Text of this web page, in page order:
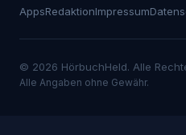
AppsRedaktionImpressum
© 2026 HörbuchHeld. Alle
Alle Angaben ohne Gewähr.